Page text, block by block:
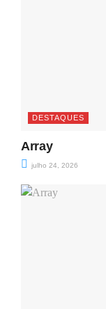
DESTAQUES
Array
julho 24, 2026